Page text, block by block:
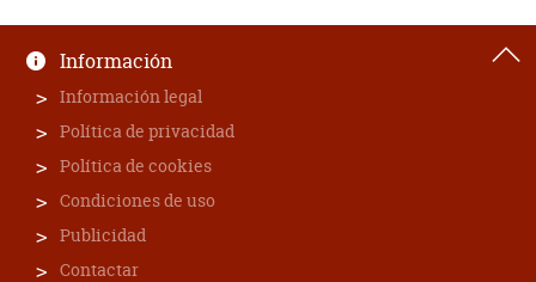
Información
Información legal
Política de privacidad
Política de cookies
Condiciones de uso
Publicidad
Contactar